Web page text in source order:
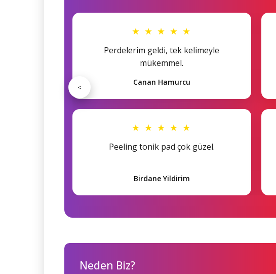
★ ★ ★ ★ ★
Perdelerim geldi, tek kelimeyle
mükemmel.
Canan Hamurcu
★ ★ ★ ★ ★
Peeling tonik pad çok güzel.
Birdane Yildirim
<
Neden Biz?